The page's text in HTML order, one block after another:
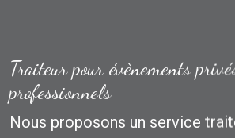
Traiteur pour évènements
professionnels
Nous proposons un service